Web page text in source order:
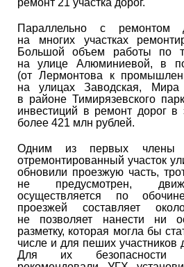
ремонт 21 участка дорог.
Параллельно с ремонтом
на многих участках
Большой объем работы по
на улице Алюминиевой, в
(от Лермонтова к
на улицах Заводская, Мира
в районе Тимирязевского
инвестиций в ремонт дорог в
более 421 млн рублей.
Одним из первых члены
отремонтированный участок
обновили проезжую часть,
не предусмотрен,
осуществляется по
проезжей составляет
не позволяет нанести ни
разметку, которая могла бы
числе и для пеших участников
Для их безопасности